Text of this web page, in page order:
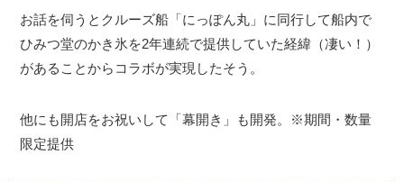
お話を伺うとクルーズ船「にっぽん丸」に同行して船内で
ひみつ堂のかき氷を2年連続で提供していた経緯（凄い！）
があることからコラボが実現したそう。
他にも開店をお祝いして「幕開き」も開発。※期間・数量
限定提供